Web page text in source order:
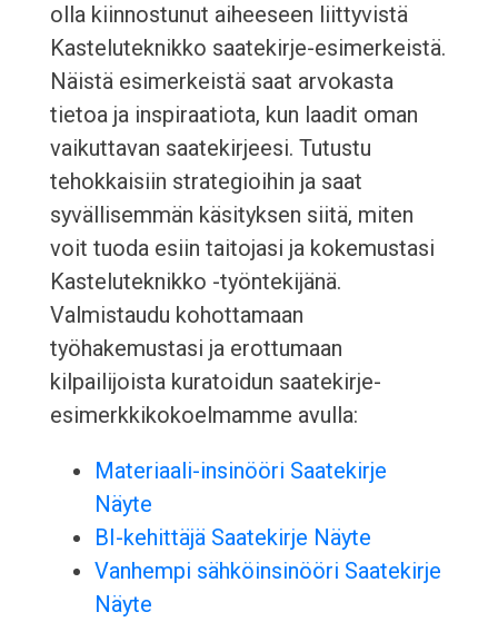
olla kiinnostunut aiheeseen liittyvistä
Kasteluteknikko saatekirje-esimerkeistä.
Näistä esimerkeistä saat arvokasta
tietoa ja inspiraatiota, kun laadit oman
vaikuttavan saatekirjeesi. Tutustu
tehokkaisiin strategioihin ja saat
syvällisemmän käsityksen siitä, miten
voit tuoda esiin taitojasi ja kokemustasi
Kasteluteknikko -työntekijänä.
Valmistaudu kohottamaan
työhakemustasi ja erottumaan
kilpailijoista kuratoidun saatekirje-
esimerkkikokoelmamme avulla:
Materiaali-insinööri Saatekirje
Näyte
BI-kehittäjä Saatekirje Näyte
Vanhempi sähköinsinööri Saatekirje
Näyte